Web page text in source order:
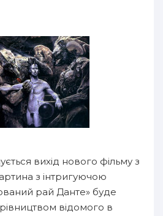
вихід нового фільму з
з інтригуючою
рай Данте» буде
відомого в